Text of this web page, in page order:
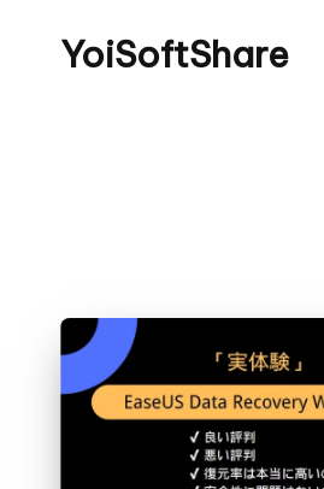
YoiSoftShare